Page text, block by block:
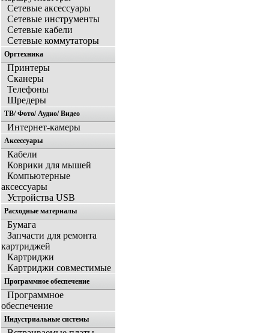
Сетевые аксессуары
Сетевые инструменты
Сетевые кабели
Сетевые коммутаторы
Оргтехника
Принтеры
Сканеры
Телефоны
Шредеры
ТВ/ Фото/ Аудио/ Видео
Интернет-камеры
Аксессуары
Кабели
Коврики для мышей
Компьютерные
аксессуары
Устройства USB
Расходные материалы
Бумага
Запчасти для ремонта
картриджей
Картриджи
Картриджи совместимые
Программное обеспечение
Программное
обеспечение
Индустриальные системы